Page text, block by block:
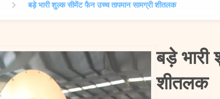
बड़े भारी शुल्क सीमेंट फैन उच्च तापमान सामग्री शीतलक
बड़े भारी
शीतलक
बड़े भारी
शीतलक